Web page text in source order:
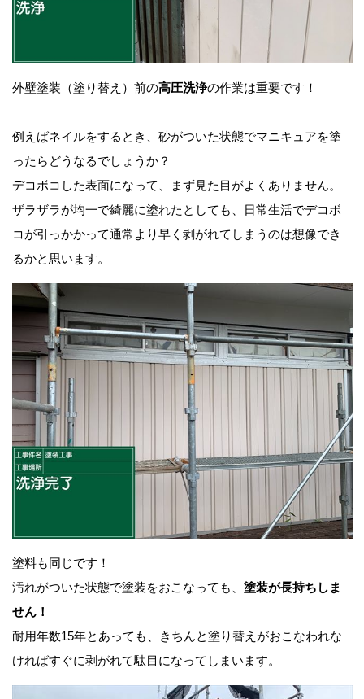
外壁塗装（塗り替え）前の高圧洗浄の作業は重要です！
例えばネイルをするとき、砂がついた状態でマニキュアを塗
ったらどうなるでしょうか？
デコボコした表面になって、まず見た目がよくありません。
ザラザラが均一で綺麗に塗れたとしても、日常生活でデコボ
コが引っかかって通常より早く剥がれてしまうのは想像でき
るかと思います。
塗料も同じです！
汚れがついた状態で塗装をおこなっても、 塗装が長持ちしま
せん！
耐用年数15年とあっても、きちんと塗り替えがおこなわれな
ければすぐに剥がれて駄目になってしまいます。